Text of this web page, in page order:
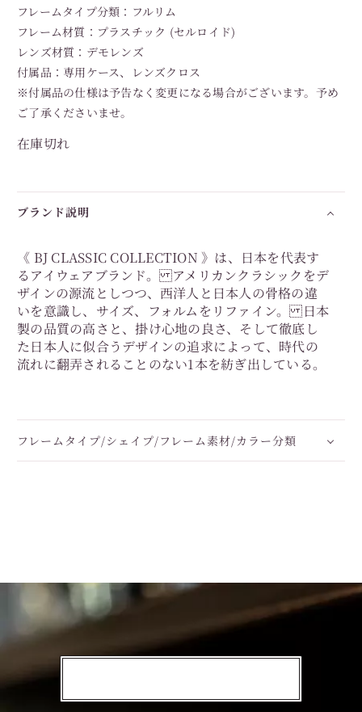
フレームタイプ分類：フルリム
フレーム材質：プラスチック (セルロイド)
レンズ材質：デモレンズ
付属品：専用ケース、レンズクロス
※付属品の仕様は予告なく変更になる場合がございます。予め
ご了承くださいませ。
在庫切れ
ブランド説明
《 BJ CLASSIC COLLECTION 》は、日本を代表す
るアイウェアブランド。 アメリカンクラシックをデ
ザインの源流としつつ、西洋人と日本人の骨格の違
いを意識し、サイズ、フォルムをリファイン。 日本
製の品質の高さと、掛け心地の良さ、そして徹底し
た日本人に似合うデザインの追求によって、時代の
流れに翻弄されることのない1本を紡ぎ出している。
フレームタイプ/シェイプ/フレーム素材/カラー分類